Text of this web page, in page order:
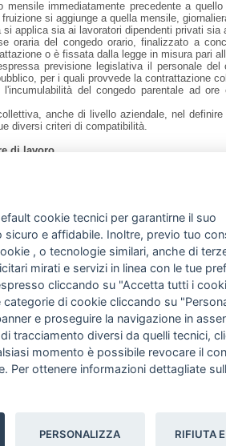
mensile immediatamente precedente a
si aggiunge a quella mensile,
si applica sia ai lavoratori dipendenti privati sia
oraria del congedo orario, finalizzato a
o è fissata dalla legge in misura pari
previsione legislativa il personale
per i quali provvede la contrattazione
l'incumulabilità del congedo parentale ad
anche di livello aziendale, nel
diversi criteri di compatibilità.
di lavoro.
a 5 giorni in caso di congedo parentale mensile
parentale, anche di quello a ore, è
fino al 12° anno di ingresso del minore in
e part time. DLgs n. 81/2015
n. 81/2015 prevede una ulteriore novità. Il
di cui al decreto legislativo n. 151/2001, la
purché con una riduzione d'orario non
e i lavoratori padri possono rivolgersi
e per l'inoltro in via
e parentali e dei benefici per l'infanzia.
cookie tecnici per garantirne il suo
e affidabile. Inoltre, previo tuo
, o tecnologie similari, anche di
mirati e servizi in linea con le tue
cliccando su "Accetta tutti i
di cookie cliccando su
e proseguire la navigazione in
tracciamento diversi da quelli tecnici,
momento è possibile revocare il
Per ottenere informazioni dettagliate
PERSONALIZZA RIFIUTA